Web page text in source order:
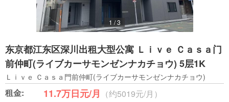
1 /3
东京都江东区深川出租大型公寓 Ｌｉｖｅ Ｃａｓａ门
前仲町(ライブカーサモンゼンナカチョウ) 5层1K
Ｌｉｖｅ Ｃａｓａ門前仲町(ライブカーサモンゼンナカチョウ)
租金: 11.7万日元/月 （约5019元/月）